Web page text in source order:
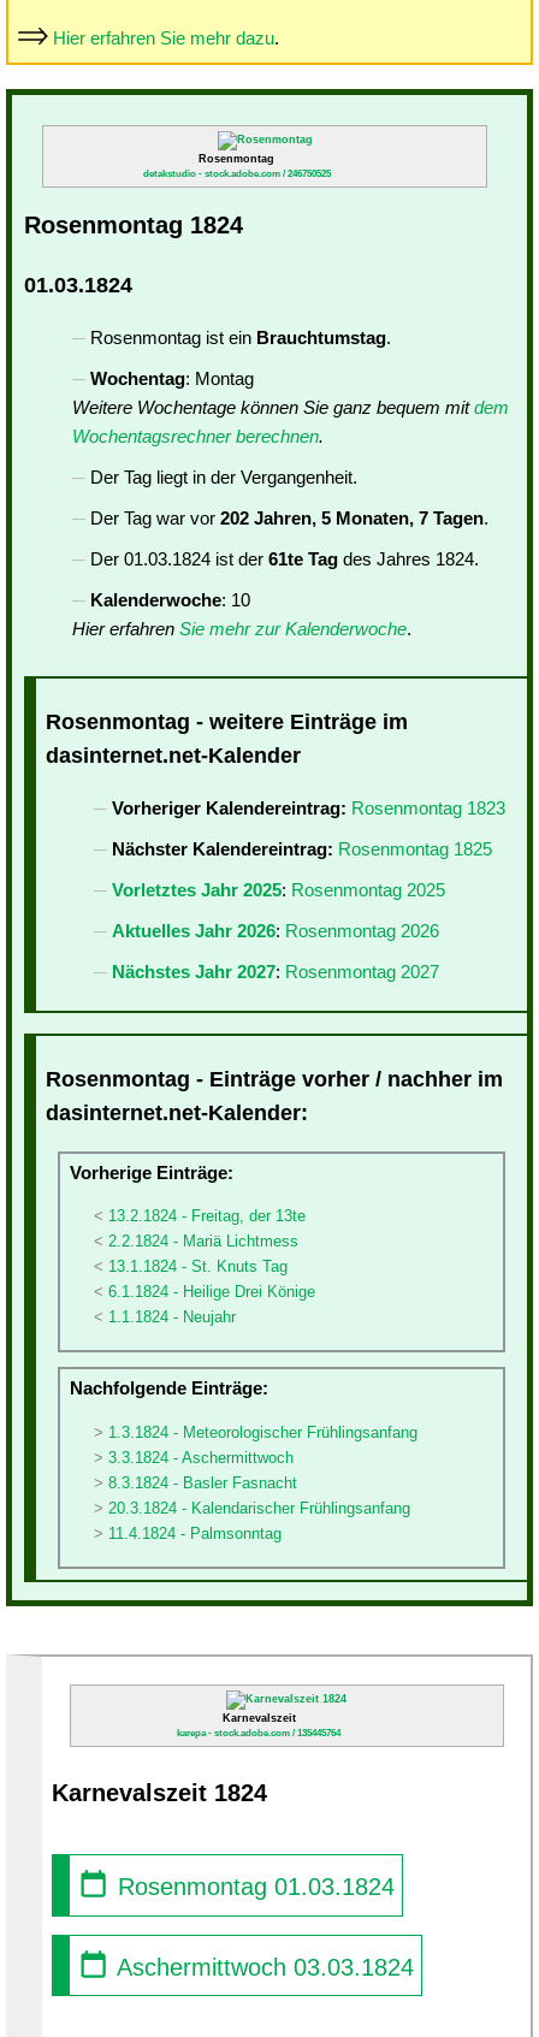
Hier erfahren Sie mehr dazu.
Rosenmontag
detakstudio - stock.adobe.com / 246750525
Rosenmontag 1824
01.03.1824
Rosenmontag ist ein Brauchtumstag.
Wochentag: Montag
Weitere Wochentage können Sie ganz bequem mitdem
Wochentagsrechner berechnen.
Der Tag liegt in der Vergangenheit.
Der Tag war vor 202 Jahren, 5 Monaten, 7 Tagen.
Der 01.03.1824 ist der 61te Tag des Jahres 1824.
Kalenderwoche: 10
Hier erfahren Sie mehr zur Kalenderwoche.
Rosenmontag - weitere Einträge im
dasinternet.net-Kalender
Vorheriger Kalendereintrag: Rosenmontag 1823
Nächster Kalendereintrag: Rosenmontag 1825
Vorletztes Jahr 2025: Rosenmontag 2025
Aktuelles Jahr 2026: Rosenmontag 2026
Nächstes Jahr 2027: Rosenmontag 2027
Rosenmontag - Einträge vorher / nachher im
dasinternet.net-Kalender:
Vorherige Einträge:
13.2.1824 - Freitag, der 13te
2.2.1824 - Mariä Lichtmess
13.1.1824 - St. Knuts Tag
6.1.1824 - Heilige Drei Könige
1.1.1824 - Neujahr
Nachfolgende Einträge:
1.3.1824 - Meteorologischer Frühlingsanfang
3.3.1824 - Aschermittwoch
8.3.1824 - Basler Fasnacht
20.3.1824 - Kalendarischer Frühlingsanfang
11.4.1824 - Palmsonntag
Karnevalszeit
karepa - stock.adobe.com / 135445764
Karnevalszeit 1824
Rosenmontag 01.03.1824
Aschermittwoch 03.03.1824